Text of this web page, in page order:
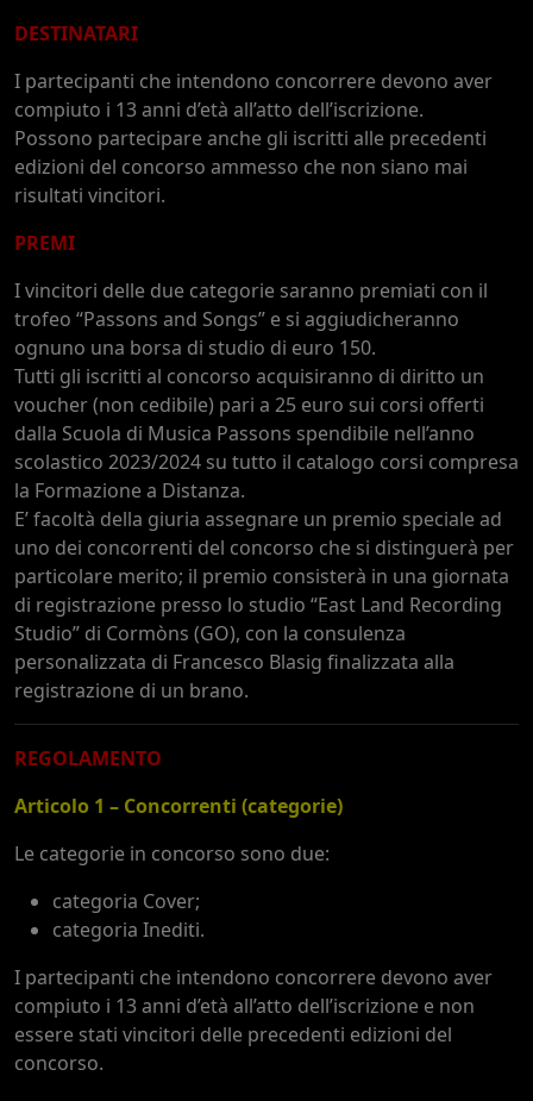
DESTINATARI
I partecipanti che intendono concorrere devono aver
compiuto i 13 anni d’età all’atto dell’iscrizione.
Possono partecipare anche gli iscritti alle precedenti
edizioni del concorso ammesso che non siano mai
risultati vincitori.
PREMI
I vincitori delle due categorie saranno premiati con il
trofeo “Passons and Songs” e si aggiudicheranno
ognuno una borsa di studio di euro 150.
Tutti gli iscritti al concorso acquisiranno di diritto un
voucher (non cedibile) pari a 25 euro sui corsi offerti
dalla Scuola di Musica Passons spendibile nell’anno
scolastico 2023/2024 su tutto il catalogo corsi compresa
la Formazione a Distanza.
E’ facoltà della giuria assegnare un premio speciale ad
uno dei concorrenti del concorso che si distinguerà per
particolare merito; il premio consisterà in una giornata
di registrazione presso lo studio “East Land Recording
Studio” di Cormòns (GO), con la consulenza
personalizzata di Francesco Blasig finalizzata alla
registrazione di un brano.
REGOLAMENTO
Articolo 1 – Concorrenti (categorie)
Le categorie in concorso sono due:
categoria Cover;
categoria Inediti.
I partecipanti che intendono concorrere devono aver
compiuto i 13 anni d’età all’atto dell’iscrizione e non
essere stati vincitori delle precedenti edizioni del
concorso.